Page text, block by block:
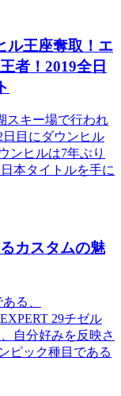
ル王座奪取！エ
者！2019全日
スキー場で行われ
目にダウンヒル
ンヒルは7年ぶり
本タイトルを手に
カスタムの魅
る、
29チゼル
自分好みを反映さ
ピック種目である